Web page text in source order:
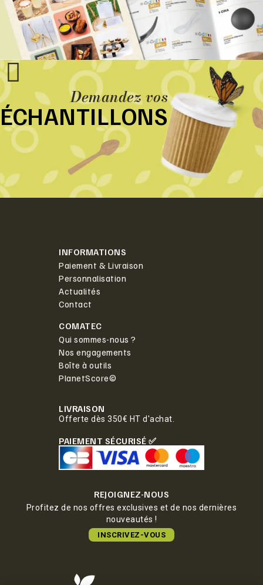
Demandez vos
ÉCHANTILLONS
INFORMATIONS
Paiement & Livraison
Personnalisation
Actualités
Contact
COMATEC
Qui sommes-nous ?
Nos engagements
Boîte à outils
PlanetScore©
LIVRAISON
Offerte dès 350€ HT d'achat.
PAIEMENT SÉCURISÉ ✅
REJOIGNEZ-NOUS
Profitez de nos offres exclusives et de nos dernières
nouveautés !
INSCRIVEZ-VOUS